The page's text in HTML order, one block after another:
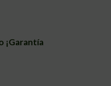
¡Garantía